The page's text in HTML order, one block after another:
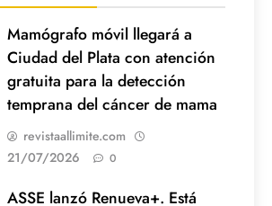
Mamógrafo móvil llegará a
Ciudad del Plata con atención
gratuita para la detección
temprana del cáncer de mama
revistaallimite.com
21/07/2026
0
ASSE lanzó Renueva+. Está